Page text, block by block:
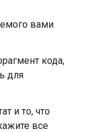
вами
кода,
для
и то, что
все